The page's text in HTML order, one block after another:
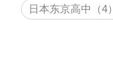
日本东京高中（4）